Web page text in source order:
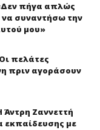
πήγα απλώς
να συναντήσω την
μου»
πελάτες
πριν αγοράσουν
Άντρη Ζαννεττή
εκπαίδευσης με